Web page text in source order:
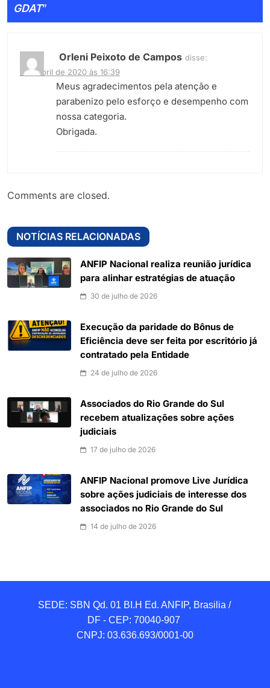
GDAT”
Orleni Peixoto de Campos disse:
1 de abril de 2020 às 16:39
Meus agradecimentos pela atenção e
parabenizo pelo esforço e desempenho com
nossa categoria.
Obrigada.
Comments are closed.
NOTÍCIAS RELACIONADAS
ANFIP Nacional realiza reunião jurídica
para alinhar estratégias de atuação
30 de julho de 2026
Execução da paridade do Bônus de
Eficiência deve ser feita por escritório já
contratado pela Entidade
24 de julho de 2026
Associados do Rio Grande do Sul
recebem atualizações sobre ações
judiciais
17 de julho de 2026
ANFIP Nacional promove Live Jurídica
sobre ações judiciais de interesse dos
associados no Rio Grande do Sul
14 de julho de 2026
SEDE: SBN Qd. 01 BI.H Ed. ANFIP, Brasilia /
DF - CEP: 70040-907
CNPJ: 03.636.693/0001-00